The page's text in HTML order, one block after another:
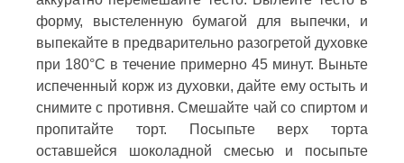
форму, выстеленную бумагой для выпечки, и
выпекайте в предварительно разогретой духовке
при 180°C в течение примерно 45 минут. Выньте
испеченный корж из духовки, дайте ему остыть и
снимите с противня. Смешайте чай со спиртом и
пропитайте торт. Посыпьте верх торта
оставшейся шоколадной смесью и посыпьте